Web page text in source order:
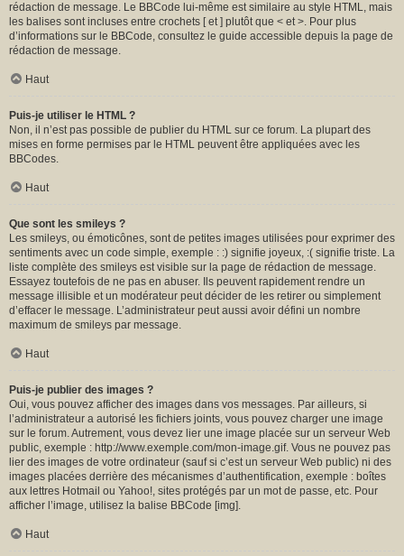
rédaction de message. Le BBCode lui-même est similaire au style HTML, mais
les balises sont incluses entre crochets [ et ] plutôt que < et >. Pour plus
d’informations sur le BBCode, consultez le guide accessible depuis la page de
rédaction de message.
Haut
Puis-je utiliser le HTML ?
Non, il n’est pas possible de publier du HTML sur ce forum. La plupart des
mises en forme permises par le HTML peuvent être appliquées avec les
BBCodes.
Haut
Que sont les smileys ?
Les smileys, ou émoticônes, sont de petites images utilisées pour exprimer des
sentiments avec un code simple, exemple : :) signifie joyeux, :( signifie triste. La
liste complète des smileys est visible sur la page de rédaction de message.
Essayez toutefois de ne pas en abuser. Ils peuvent rapidement rendre un
message illisible et un modérateur peut décider de les retirer ou simplement
d’effacer le message. L’administrateur peut aussi avoir défini un nombre
maximum de smileys par message.
Haut
Puis-je publier des images ?
Oui, vous pouvez afficher des images dans vos messages. Par ailleurs, si
l’administrateur a autorisé les fichiers joints, vous pouvez charger une image
sur le forum. Autrement, vous devez lier une image placée sur un serveur Web
public, exemple : http://www.exemple.com/mon-image.gif. Vous ne pouvez pas
lier des images de votre ordinateur (sauf si c’est un serveur Web public) ni des
images placées derrière des mécanismes d’authentification, exemple : boîtes
aux lettres Hotmail ou Yahoo!, sites protégés par un mot de passe, etc. Pour
afficher l’image, utilisez la balise BBCode [img].
Haut